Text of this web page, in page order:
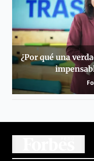
¿Por qué una